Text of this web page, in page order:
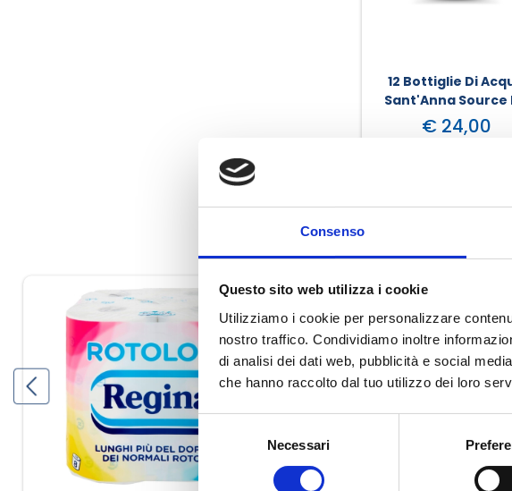
Consenso
Questo sito web utilizza i cookie
Utilizziamo i cookie per personalizzare
nostro traffico. Condividiamo inoltre
di analisi dei dati web, pubblicità e social
che hanno raccolto dal tuo utilizzo dei loro
Selezione
del
consenso
Necessari
12 Bottiglie Di
Sant'Anna Source
Pédourès 0,75 Litri
€ 24,00
-9%